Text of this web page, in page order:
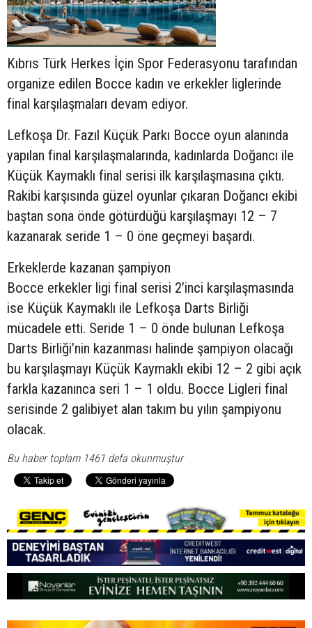
Kıbrıs Türk Herkes İçin Spor Federasyonu tarafından
organize edilen Bocce kadın ve erkekler liglerinde
final karşılaşmaları devam ediyor.
Lefkoşa Dr. Fazıl Küçük Parkı Bocce oyun alanında
yapılan final karşılaşmalarında, kadınlarda Doğancı ile
Küçük Kaymaklı final serisi ilk karşılaşmasına çıktı.
Rakibi karşısında güzel oyunlar çıkaran Doğancı ekibi
baştan sona önde götürdüğü karşılaşmayı 12 – 7
kazanarak seride 1 – 0 öne geçmeyi başardı.
Erkeklerde kazanan şampiyon
Bocce erkekler ligi final serisi 2’inci karşılaşmasında
ise Küçük Kaymaklı ile Lefkoşa Darts Birliği
mücadele etti. Seride 1 – 0 önde bulunan Lefkoşa
Darts Birliği’nin kazanması halinde şampiyon olacağı
bu karşılaşmayı Küçük Kaymaklı ekibi 12 – 2 gibi açık
farkla kazanınca seri 1 – 1 oldu. Bocce Ligleri final
serisinde 2 galibiyet alan takım bu yılın şampiyonu
olacak.
Bu haber toplam 1461 defa okunmuştur